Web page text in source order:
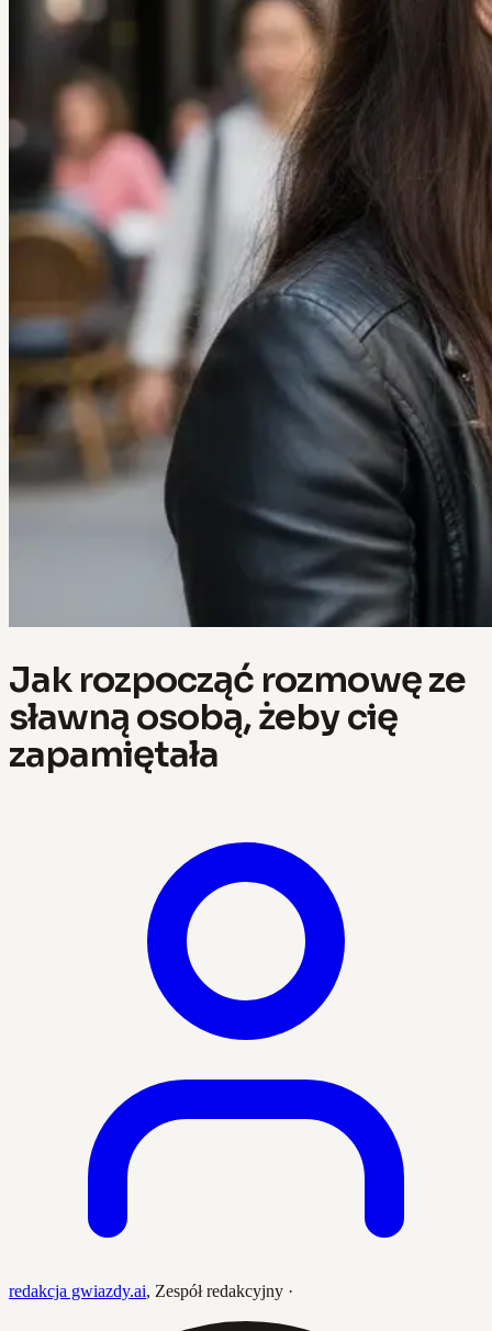
Jak rozpocząć rozmowę ze
sławną osobą, żeby cię
zapamiętała
redakcja gwiazdy.ai, Zespół redakcyjny ·